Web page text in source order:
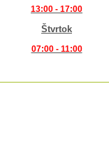
13:00 - 17:00
Štvrtok
07:00 - 11:00